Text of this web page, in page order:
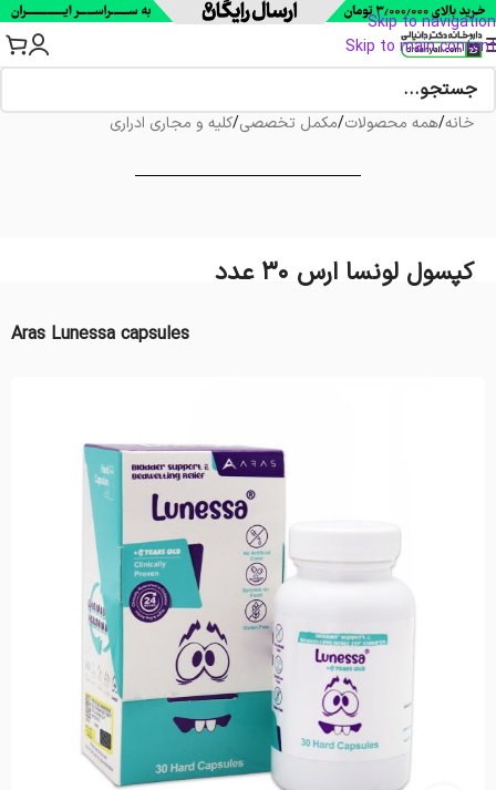
Skip to navigation
Skip to main content
خانه/همه محصولات/مکمل تخصصی/کلیه و مجاری ادراری
کپسول لونسا ارس 30 عدد
Aras Lunessa capsules